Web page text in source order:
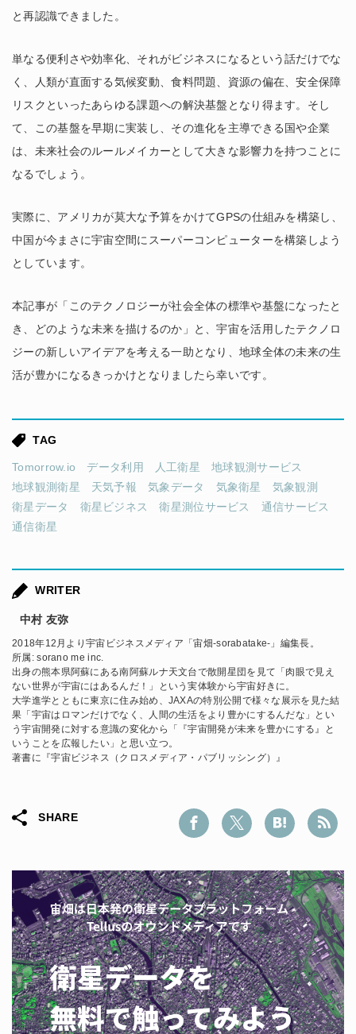
と再認識できました。
単なる便利さや効率化、それがビジネスになるという話だけでな
く、人類が直面する気候変動、食料問題、資源の偏在、安全保障
リスクといったあらゆる課題への解決基盤となり得ます。そし
て、この基盤を早期に実装し、その進化を主導できる国や企業
は、未来社会のルールメイカーとして大きな影響力を持つことに
なるでしょう。
実際に、アメリカが莫大な予算をかけてGPSの仕組みを構築し、
中国が今まさに宇宙空間にスーパーコンピューターを構築しよう
としています。
本記事が「このテクノロジーが社会全体の標準や基盤になったと
き、どのような未来を描けるのか」と、宇宙を活用したテクノロ
ジーの新しいアイデアを考える一助となり、地球全体の未来の生
活が豊かになるきっかけとなりましたら幸いです。
TAG
Tomorrow.io データ利用 人工衛星
地球観測サービス
地球観測衛星
天気予報 気象データ 気象衛星
気象観測
衛星データ
衛星ビジネス 衛星測位サービス
通信サービス
通信衛星
WRITER
中村 友弥
2018年12月より宇宙ビジネスメディア「宙畑-sorabatake-」編集長。
所属: sorano me inc.
出身の熊本県阿蘇にある南阿蘇ルナ天文台で散開星団を見て「肉眼で見え
ない世界が宇宙にはあるんだ！」という実体験から宇宙好きに。
大学進学とともに東京に住み始め、JAXAの特別公開で様々な展示を見た結
果「宇宙はロマンだけでなく、人間の生活をより豊かにするんだな」とい
う宇宙開発に対する意識の変化から「『宇宙開発が未来を豊かにする』と
いうことを広報したい」と思い立つ。
著書に『宇宙ビジネス （クロスメディア・パブリッシング）』
SHARE